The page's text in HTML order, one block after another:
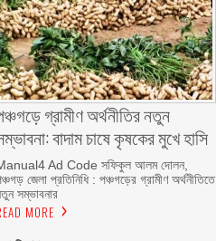
গ্রামীণ অর্থনীতির নতুন
বাদাম চাষে কৃষকের মুখে হাসি
Ad Code সফিকুল আলম দোলন,
জেলা প্রতিনিধি : পঞ্চগড়ের গ্রামীণ অর্থনীতিতে
সম্ভাবনার
MORE